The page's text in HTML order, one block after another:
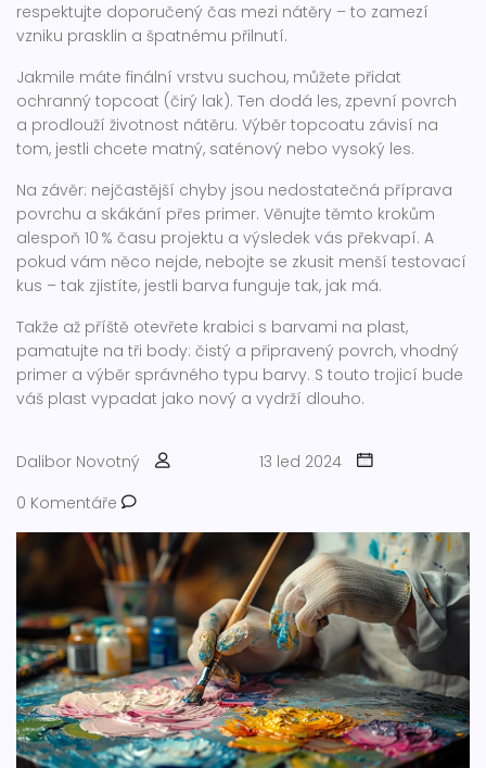
respektujte doporučený čas mezi nátěry – to zamezí
vzniku prasklin a špatnému přilnutí.
Jakmile máte finální vrstvu suchou, můžete přidat
ochranný topcoat (čirý lak). Ten dodá les, zpevní povrch
a prodlouží životnost nátěru. Výběr topcoatu závisí na
tom, jestli chcete matný, saténový nebo vysoký les.
Na závěr: nejčastější chyby jsou nedostatečná příprava
povrchu a skákání přes primer. Věnujte těmto krokům
alespoň 10 % času projektu a výsledek vás překvapí. A
pokud vám něco nejde, nebojte se zkusit menší testovací
kus – tak zjistíte, jestli barva funguje tak, jak má.
Takže až příště otevřete krabici s barvami na plast,
pamatujte na tři body: čistý a připravený povrch, vhodný
primer a výběr správného typu barvy. S touto trojicí bude
váš plast vypadat jako nový a vydrží dlouho.
Dalibor Novotný
13 led 2024
0 Komentáře